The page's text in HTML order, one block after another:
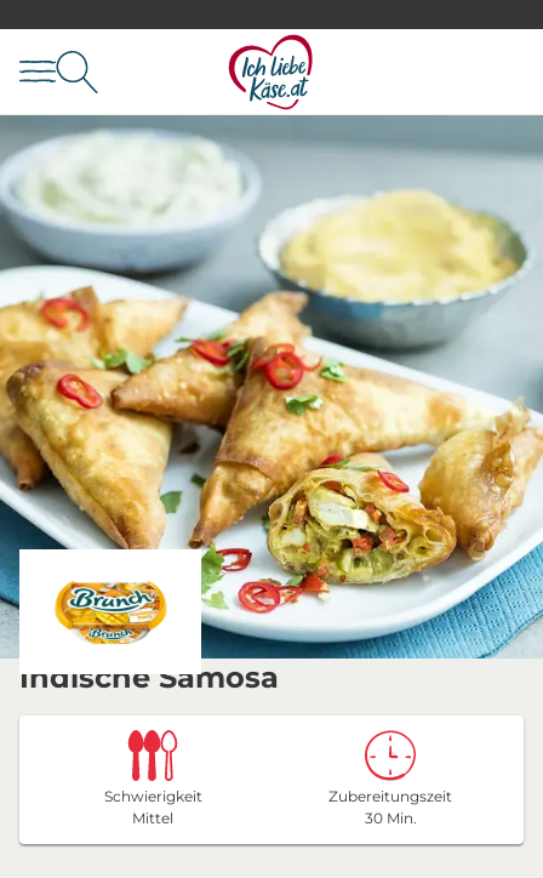
Indische Samosa
Schwierigkeit
Mittel
Zubereitungszeit
30 Min.